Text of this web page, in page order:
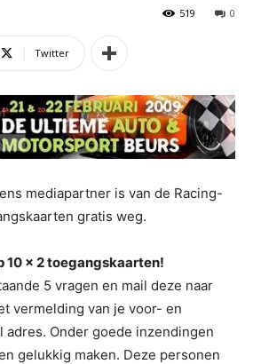
0
519
Twitter
mediapartner is van de Racing-
gratis weg.
10 x 2 toegangskaarten!
5 vragen en mail deze naar
vermelding van je voor- en
adres. Onder goede inzendingen
gelukkig maken. Deze personen